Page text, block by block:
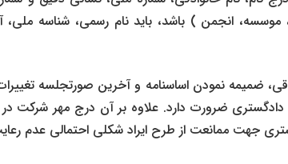
انجمن ) باشد، باید نام رسمی، شناسه
ضمیمه نمودن اساسنامه و آخرین صورتجلسه
ضرورت دارد. علاوه بر آن درج مهر شرکت در
جهت ممانعت از طرح ایراد شکلی احتمالی عدم